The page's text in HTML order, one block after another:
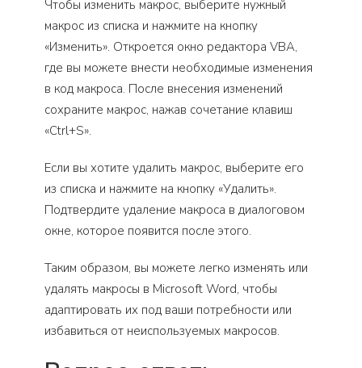
Чтобы изменить макрос, выберите нужный
макрос из списка и нажмите на кнопку
«Изменить». Откроется окно редактора VBA,
где вы можете внести необходимые изменения
в код макроса. После внесения изменений
сохраните макрос, нажав сочетание клавиш
«Ctrl+S».
Если вы хотите удалить макрос, выберите его
из списка и нажмите на кнопку «Удалить».
Подтвердите удаление макроса в диалоговом
окне, которое появится после этого.
Таким образом, вы можете легко изменять или
удалять макросы в Microsoft Word, чтобы
адаптировать их под ваши потребности или
избавиться от неиспользуемых макросов.